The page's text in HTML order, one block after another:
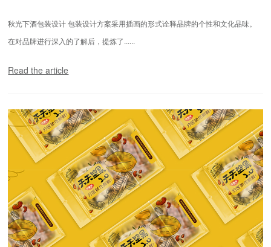
秋光下酒包装设计 包装设计方案采用插画的形式诠释品牌的个性和文化品味。
在对品牌进行深入的了解后，提炼了......
Read the article